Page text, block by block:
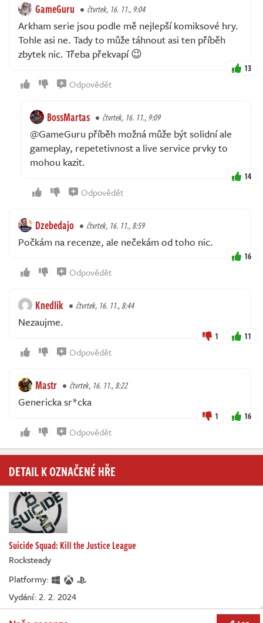
GameGuru čtvrtek, 16. 11., 9:04
Arkham serie jsou podle mě nejlepší komiksové hry.
Tohle asi ne. Tady to může táhnout asi ten příběh
zbytek nic. Třeba překvapí 😉
13
Odpovědět
BossMartas čtvrtek, 16. 11., 9:09
@GameGuru příběh možná může být solidní ale
gameplay, repetetivnost a live service prvky to
mohou kazit.
14
Odpovědět
Dzebedajo čtvrtek, 16. 11., 8:59
Počkám na recenze, ale nečekám od toho nic.
16
Odpovědět
Knedlik čtvrtek, 16. 11., 8:44
Nezaujme.
1 11
Odpovědět
Mastr čtvrtek, 16. 11., 8:22
Genericka sr*cka
1 16
Odpovědět
DETAIL K OZNAČENÉ HŘE
Suicide Squad: Kill the Justice League
Rocksteady
Platformy:
Vydání: 2. 2. 2024